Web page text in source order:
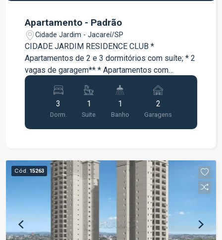
Apartamento - Padrão
Cidade Jardim - Jacareí/SP
CIDADE JARDIM RESIDENCE CLUB *
Apartamentos de 2 e 3 dormitórios com suíte; * 2
vagas de garagem** * Apartamentos com
varanda * Lazer completo entregue e equipado e
decorado;
3
Dorm.
1
Suite
1
Banho
2
Garagens
Cód. 15263